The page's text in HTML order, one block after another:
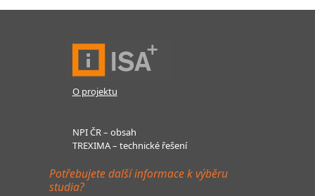
O projektu
NPI ČR – obsah
TREXIMA – technické řešení
Potřebujete další informace k výběru
studia?